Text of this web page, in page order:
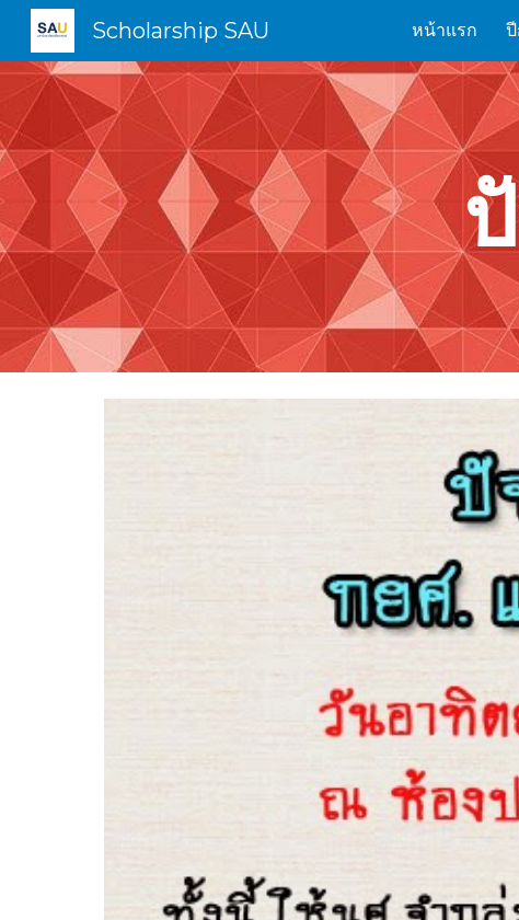
Skip
Scholarship SAU หน้าแรก